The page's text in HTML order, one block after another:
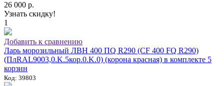
26 000 р.
Узнать скидку!
1
Добавить к сравнению
Ларь морозильный ЛВН 400 ПQ R290 (СF 400 FQ R290)
(ПлRAL9003,0.K.5кор.0.K.0) (корона красная) в комплекте 5
корзин
Код: 39803